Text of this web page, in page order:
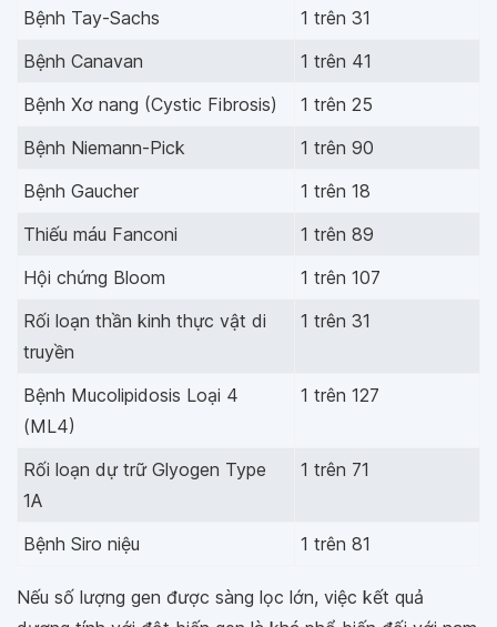
Bệnh Tay-Sachs
1 trên 31
Bệnh Canavan
1 trên 41
Bệnh Xơ nang (Cystic Fibrosis)
1 trên 25
Bệnh Niemann-Pick
1 trên 90
Bệnh Gaucher
1 trên 18
Thiếu máu Fanconi
1 trên 89
Hội chứng Bloom
1 trên 107
Rối loạn thần kinh thực vật di
truyền
1 trên 31
Bệnh Mucolipidosis Loại 4
(ML4)
1 trên 127
Rối loạn dự trữ Glyogen Type
1A
1 trên 71
Bệnh Siro niệu 1 trên 81
Nếu số lượng gen được sàng lọc lớn, việc kết quả